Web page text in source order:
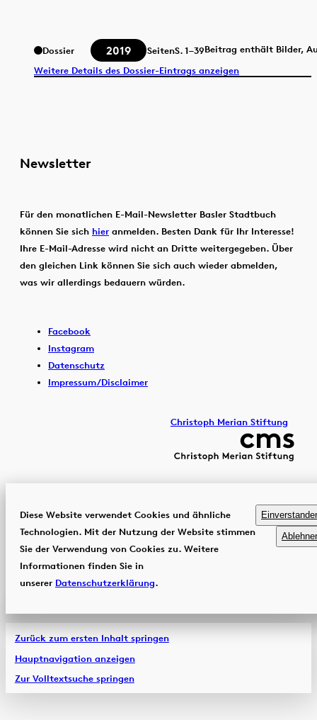
Dossier 2019 SeitenS.1–39Beitrag enthält Bilder,
Weitere Details des Dossier-Eintrags anzeigen
Newsletter
Für den monatlichen E-Mail-Newsletter Basler Stadtbuch
können Sie sich hier anmelden. Besten Dank für Ihr Interesse!
Ihre E-Mail-Adresse wird nicht an Dritte weitergegeben. Über
den gleichen Link können Sie sich auch wieder abmelden,
was wir allerdings bedauern würden.
Facebook
Instagram
Datenschutz
Impressum/Disclaimer
Christoph Merian Stiftung
Diese Website verwendet Cookies und ähnliche
Technologien. Mit der Nutzung der Website stimmen
Sie der Verwendung von Cookies zu. Weitere
Informationen finden Sie in
unserer Datenschutzerklärung.
Zurück zum ersten Inhalt springen
Hauptnavigation anzeigen
Zur Volltextsuche springen